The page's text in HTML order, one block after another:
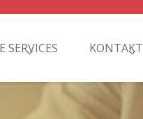
SERVICES KONTAKT